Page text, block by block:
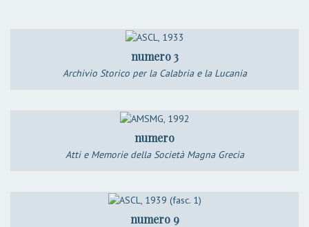
numero 3
Archivio Storico per la Calabria e la Lucania
numero
Atti e Memorie della Società Magna Grecia
numero 9